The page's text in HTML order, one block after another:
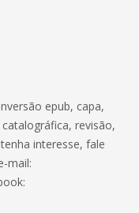
epub, capa,
revisão,
interesse, fale
mail: